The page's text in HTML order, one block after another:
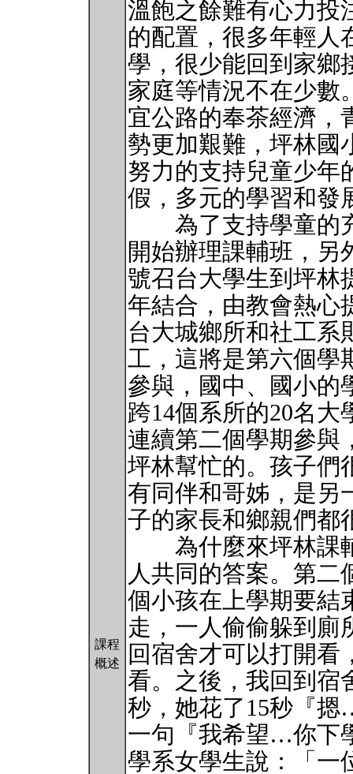
課程
概述
溫飽之餘難有心力投
的配置，很多年輕人
學，很少能回到家鄉
家庭等情況不在少數
宜公路的奉茶經濟，
勢更加艱難，坪林國
努力的支持兒童少年
假，多元的學習和發
為了支持學童的充
開始辦理課輔班，另
號召台大學生到坪林
年結合，由教會熱心
台大城鄉所和社工系
工，這將是第六個學
參與，國中、國小的
跨14個系所的20名
連續第二個學期參與
坪林幫忙的。孩子們
有同伴和哥姊，是另
子的家長和鄉親們都
為什麼來坪林課輔
人共同的答案。第二
個小孩在上學期要結
走，一人偷偷躲到廁
回宿舍才可以打開看
看。之後，我回到宿
秒，她花了15秒『
一句『我希望…你下
學系女學生說：「一